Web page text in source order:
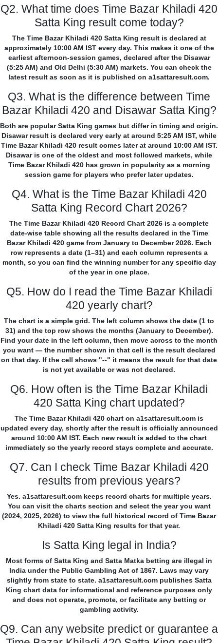
Q2. What time does Time Bazar Khiladi 420
Satta King result come today?
The Time Bazar Khiladi 420 Satta King result is declared at
approximately 10:00 AM IST every day. This makes it one of the
earliest afternoon-session games, declared after the Disawar
(5:25 AM) and Old Delhi (5:30 AM) markets. You can check the
latest result as soon as it is published on a1sattaresult.com.
Q3. What is the difference between Time
Bazar Khiladi 420 and Disawar Satta King?
Both are popular Satta King games but differ in timing and origin.
Disawar result is declared very early at around 5:25 AM IST, while
Time Bazar Khiladi 420 result comes later at around 10:00 AM IST.
Disawar is one of the oldest and most followed markets, while
Time Bazar Khiladi 420 has grown in popularity as a morning
session game for players who prefer later updates.
Q4. What is the Time Bazar Khiladi 420
Satta King Record Chart 2026?
The Time Bazar Khiladi 420 Record Chart 2026 is a complete
date-wise table showing all the results declared in the Time
Bazar Khiladi 420 game from January to December 2026. Each
row represents a date (1–31) and each column represents a
month, so you can find the winning number for any specific day
of the year in one place.
Q5. How do I read the Time Bazar Khiladi
420 yearly chart?
The chart is a simple grid. The left column shows the date (1 to
31) and the top row shows the months (January to December).
Find your date in the left column, then move across to the month
you want — the number shown in that cell is the result declared
on that day. If the cell shows "--" it means the result for that date
is not yet available or was not declared.
Q6. How often is the Time Bazar Khiladi
420 Satta King chart updated?
The Time Bazar Khiladi 420 chart on a1sattaresult.com is
updated every day, shortly after the result is officially announced
around 10:00 AM IST. Each new result is added to the chart
immediately so the yearly record stays complete and accurate.
Q7. Can I check Time Bazar Khiladi 420
results from previous years?
Yes. a1sattaresult.com keeps record charts for multiple years.
You can visit the charts section and select the year you want
(2024, 2025, 2026) to view the full historical record of Time Bazar
Khiladi 420 Satta King results for that year.
Is Satta King legal in India?
Most forms of Satta King and Satta Matka betting are illegal in
India under the Public Gambling Act of 1867. Laws may vary
slightly from state to state. a1sattaresult.com publishes Satta
King chart data for informational and reference purposes only
and does not operate, promote, or facilitate any betting or
gambling activity.
Q9. Can any website predict or guarantee a